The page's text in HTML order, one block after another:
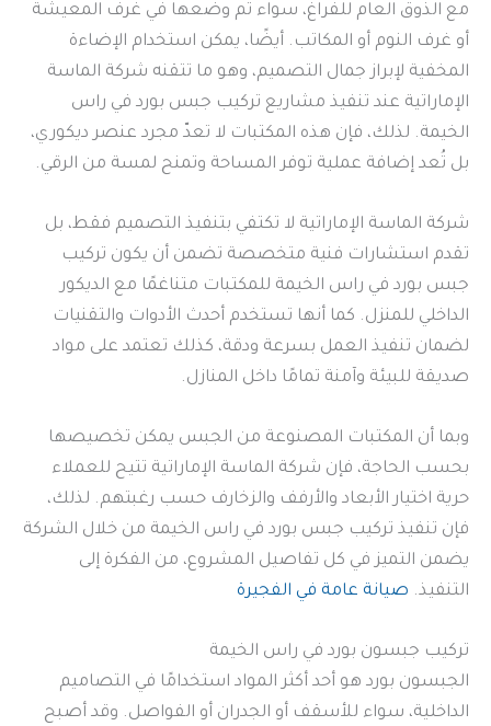
مع الذوق العام للفراغ، سواء تم وضعها في غرف المعيشة
أو غرف النوم أو المكاتب. أيضًا، يمكن استخدام الإضاءة
المخفية لإبراز جمال التصميم، وهو ما تتقنه شركة الماسة
الإماراتية عند تنفيذ مشاريع تركيب جبس بورد في راس
الخيمة. لذلك، فإن هذه المكتبات لا تعدّ مجرد عنصر ديكوري،
بل تُعد إضافة عملية توفر المساحة وتمنح لمسة من الرقي.
شركة الماسة الإماراتية لا تكتفي بتنفيذ التصميم فقط، بل
تقدم استشارات فنية متخصصة تضمن أن يكون تركيب
جبس بورد في راس الخيمة للمكتبات متناغمًا مع الديكور
الداخلي للمنزل. كما أنها تستخدم أحدث الأدوات والتقنيات
لضمان تنفيذ العمل بسرعة ودقة، كذلك تعتمد على مواد
صديقة للبيئة وآمنة تمامًا داخل المنازل.
وبما أن المكتبات المصنوعة من الجبس يمكن تخصيصها
بحسب الحاجة، فإن شركة الماسة الإماراتية تتيح للعملاء
حرية اختيار الأبعاد والأرفف والزخارف حسب رغبتهم. لذلك،
فإن تنفيذ تركيب جبس بورد في راس الخيمة من خلال الشركة
يضمن التميز في كل تفاصيل المشروع، من الفكرة إلى
التنفيذ. صيانة عامة في الفجيرة
تركيب جبسون بورد في راس الخيمة
الجبسون بورد هو أحد أكثر المواد استخدامًا في التصاميم
الداخلية، سواء للأسقف أو الجدران أو الفواصل. وقد أصبح